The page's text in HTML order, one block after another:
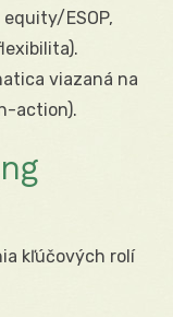
ESOP,
viazaná na
action).
kľúčových rolí